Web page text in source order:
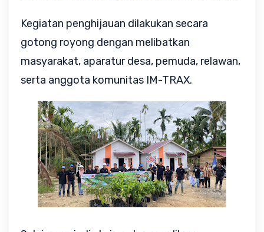
Kegiatan penghijauan dilakukan secara
gotong royong dengan melibatkan
masyarakat, aparatur desa, pemuda, relawan,
serta anggota komunitas IM-TRAX.